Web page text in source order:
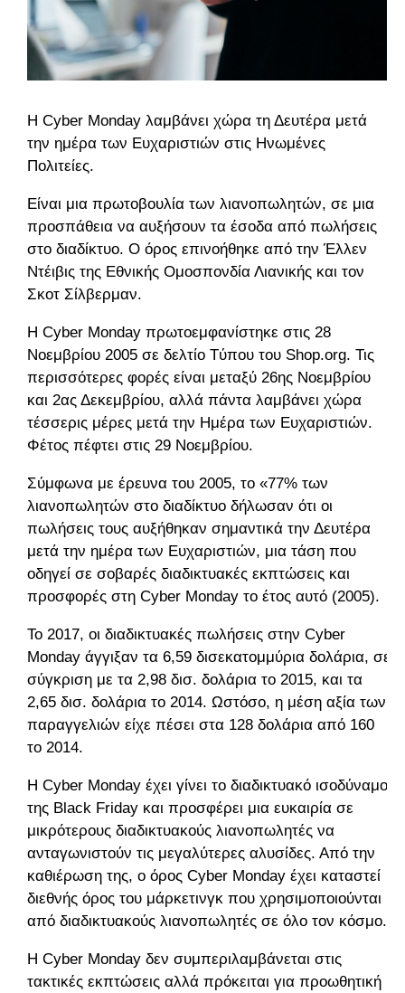
Η Cyber Monday λαμβάνει χώρα τη Δευτέρα μετά
την ημέρα των Ευχαριστιών στις Ηνωμένες
Πολιτείες.
Είναι μια πρωτοβουλία των λιανοπωλητών, σε μια
προσπάθεια να αυξήσουν τα έσοδα από πωλήσεις
στο διαδίκτυο. Ο όρος επινοήθηκε από την Έλλεν
Ντέιβις της Εθνικής Ομοσπονδία Λιανικής και τον
Σκοτ Σίλβερμαν.
Η Cyber Monday πρωτοεμφανίστηκε στις 28
Νοεμβρίου 2005 σε δελτίο Tύπου του Shop.org. Τις
περισσότερες φορές είναι μεταξύ 26ης Νοεμβρίου
και 2ας Δεκεμβρίου, αλλά πάντα λαμβάνει χώρα
τέσσερις μέρες μετά την Ημέρα των Ευχαριστιών.
Φέτος πέφτει στις 29 Νοεμβρίου.
Σύμφωνα με έρευνα του 2005, το «77% των
λιανοπωλητών στο διαδίκτυο δήλωσαν ότι οι
πωλήσεις τους αυξήθηκαν σημαντικά την Δευτέρα
μετά την ημέρα των Ευχαριστιών, μια τάση που
οδηγεί σε σοβαρές διαδικτυακές εκπτώσεις και
προσφορές στη Cyber Monday το έτος αυτό (2005).
Το 2017, οι διαδικτυακές πωλήσεις στην Cyber
Monday άγγιξαν τα 6,59 δισεκατομμύρια δολάρια, σε
σύγκριση με τα 2,98 δισ. δολάρια το 2015, και τα
2,65 δισ. δολάρια το 2014. Ωστόσο, η μέση αξία των
παραγγελιών είχε πέσει στα 128 δολάρια από 160
το 2014.
Η Cyber Monday έχει γίνει το διαδικτυακό ισοδύναμο
της Black Friday και προσφέρει μια ευκαιρία σε
μικρότερους διαδικτυακούς λιανοπωλητές να
ανταγωνιστούν τις μεγαλύτερες αλυσίδες. Από την
καθιέρωση της, ο όρος Cyber Monday έχει καταστεί
διεθνής όρος του μάρκετινγκ που χρησιμοποιούνται
από διαδικτυακούς λιανοπωλητές σε όλο τον κόσμο.
Η Cyber Monday δεν συμπεριλαμβάνεται στις
τακτικές εκπτώσεις αλλά πρόκειται για προωθητική